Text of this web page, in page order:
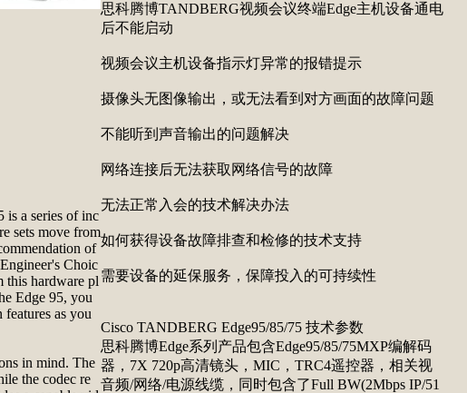
a series of inc
sets move from
of
Choic
this hardware pl
Edge 95, you
as you
in mind. The
the codec re
思科腾博TANDBERG视频会议终端Edge主机设备通电
后不能启动
视频会议主机设备指示灯异常的报错提示
摄像头无图像输出，或无法看到对方画面的故障问题
不能听到声音输出的问题解决
网络连接后无法获取网络信号的故障
无法正常入会的技术解决办法
如何获得设备故障排查和检修的技术支持
需要设备的延保服务，保障投入的可持续性
Cisco TANDBERG Edge95/85/75 技术参数
思科腾博Edge系列产品包含Edge95/85/75MXP编解码
器，7X 720p高清镜头，MIC，TRC4遥控器，相关视
音频/网络/电源线缆，同时包含了Full BW(2Mbps IP/51